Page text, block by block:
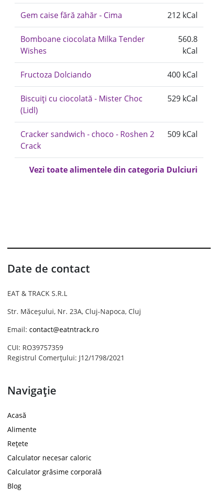
Gem caise fără zahăr - Cima 212 kCal
Bomboane ciocolata Milka Tender
Wishes
560.8
kCal
Fructoza Dolciando 400 kCal
Biscuiți cu ciocolată - Mister Choc
(Lidl)
529 kCal
Cracker sandwich - choco - Roshen 2
Crack
509 kCal
Vezi toate alimentele din categoria Dulciuri
Date de contact
EAT & TRACK S.R.L
Str. Măceșului, Nr. 23A, Cluj-Napoca, Cluj
Email: contact@eatntrack.ro
CUI: RO39757359
Registrul Comerțului: J12/1798/2021
Navigație
Acasă
Alimente
Rețete
Calculator necesar caloric
Calculator grăsime corporală
Blog